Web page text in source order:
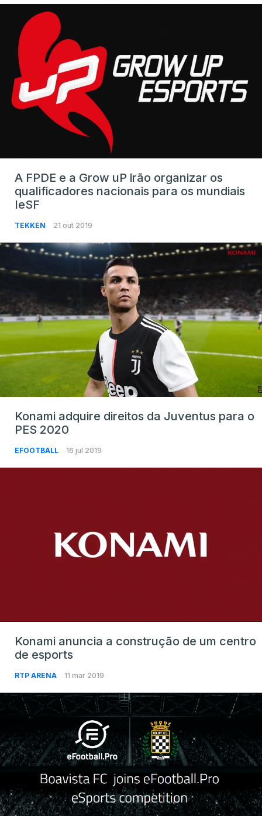
A FPDE e a Grow uP irão organizar os
qualificadores nacionais para os mundiais
IeSF
TEKKEN 21 out 2019
Konami adquire direitos da Juventus para o
PES 2020
EFOOTBALL 16 jul 2019
Konami anuncia a construção de um centro
de esports
RTP ARENA 11 mar 2019